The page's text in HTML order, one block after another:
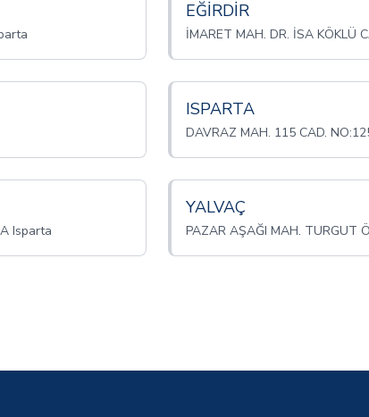
EĞİRDİR
İMARET MAH. DR. İSA KÖKLÜ
ISPARTA
DAVRAZ MAH. 115 CAD.
Isparta
YALVAÇ
PAZAR AŞAĞI MAH. TURGUT